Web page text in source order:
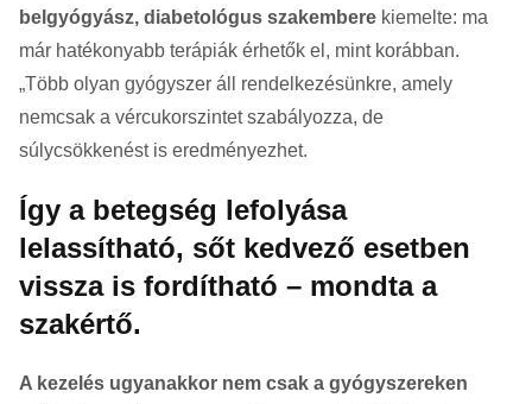
belgyógyász, diabetológus szakembere kiemelte: ma
már hatékonyabb terápiák érhetők el, mint korábban.
„Több olyan gyógyszer áll rendelkezésünkre, amely
nemcsak a vércukorszintet szabályozza, de
súlycsökkenést is eredményezhet.
Így a betegség lefolyása
lelassítható, sőt kedvező esetben
vissza is fordítható – mondta a
szakértő.
A kezelés ugyanakkor nem csak a gyógyszereken